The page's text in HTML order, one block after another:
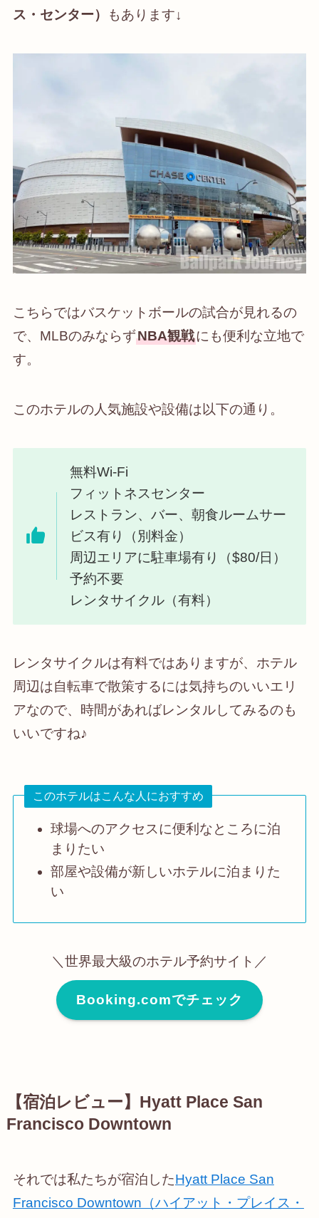
ス・センター） もあります↓
こちらではバスケットボールの試合が見れるの
で、MLBのみならずNBA観戦にも便利な立地で
す。
このホテルの人気施設や設備は以下の通り。
無料Wi-Fi
フィットネスセンター
レストラン、バー、朝食ルームサー
ビス有り（別料金）
周辺エリアに駐車場有り（$80/日）
予約不要
レンタサイクル（有料）
レンタサイクルは有料ではありますが、ホテル
周辺は自転車で散策するには気持ちのいいエリ
アなので、時間があればレンタルしてみるのも
いいですね♪
このホテルはこんな人におすすめ
球場へのアクセスに便利なところに泊
まりたい
部屋や設備が新しいホテルに泊まりた
い
＼世界最大級のホテル予約サイト／
Booking.comでチェック
【宿泊レビュー】Hyatt Place San
Francisco Downtown
それでは私たちが宿泊したHyatt Place San
Francisco Downtown（ハイアット・プレイス・